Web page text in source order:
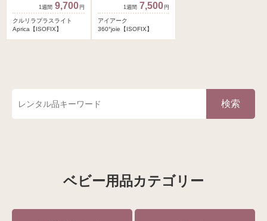
9,700 円
クルリラプラスライト
Aprica【ISOFIX】
7,500 円
アイアーク
360°joie【ISOFIX】
検索
ベビー用品カテゴリー